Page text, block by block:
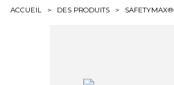
ACCUEIL > DES PRODUITS > SAFETYMAX®